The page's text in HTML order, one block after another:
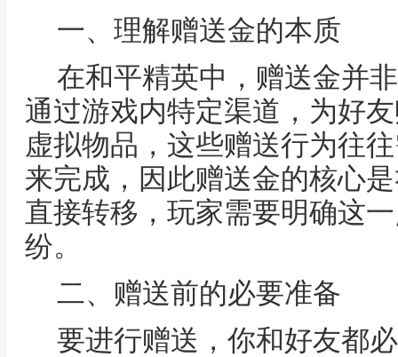
一、理解赠送金的本质
在和平精英中，赠送金并
通过游戏内特定渠道，为好
虚拟物品，这些赠送行为往
来完成，因此赠送金的核心
直接转移，玩家需要明确这
纷。
二、赠送前的必要准备
要进行赠送，你和好友都